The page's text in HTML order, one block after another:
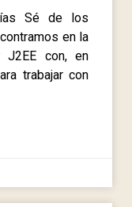
Sé de los
en la
J2EE con, en
trabajar con